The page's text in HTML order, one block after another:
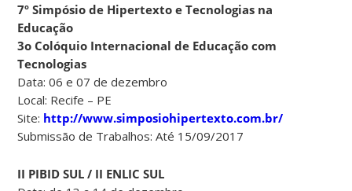
7º Simpósio de Hipertexto e Tecnologias na
Educação
3o Colóquio Internacional de Educação com
Tecnologias
Data: 06 e 07 de dezembro
Local: Recife – PE
Site: http://www.simposiohipertexto.com.br/
Submissão de Trabalhos: Até 15/09/2017
II PIBID SUL / II ENLIC SUL